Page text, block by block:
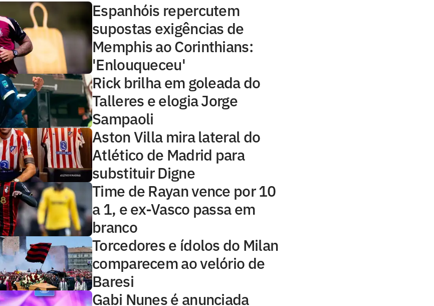
Espanhóis repercutem
supostas exigências de
Memphis ao Corinthians:
'Enlouqueceu'
Rick brilha em goleada do
Talleres e elogia Jorge
Sampaoli
Aston Villa mira lateral do
Atlético de Madrid para
substituir Digne
Time de Rayan vence por 10
a 1, e ex-Vasco passa em
branco
Torcedores e ídolos do Milan
comparecem ao velório de
Baresi
Gabi Nunes é anunciada